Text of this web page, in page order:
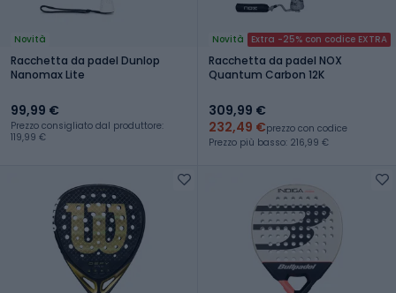
Novità
Racchetta da padel Dunlop
Nanomax Lite
99,99 €
Prezzo consigliato dal produttore:
119,99 €
Novità Extra -25% con codice EXTRA
Racchetta da padel NOX
Quantum Carbon 12K
309,99 €
232,49 €prezzo con codice
Prezzo più basso: 216,99 €